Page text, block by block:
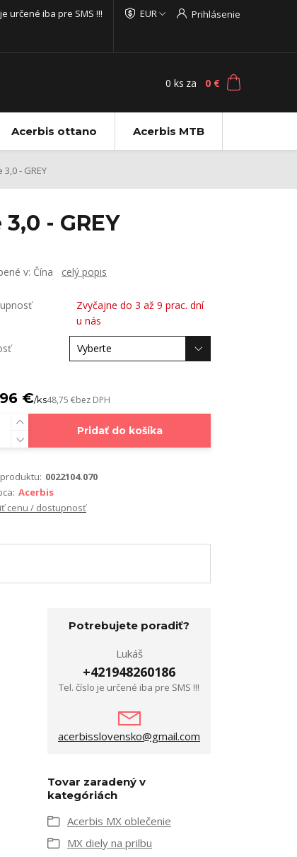
EUR Prihlásenie
určené iba pre SMS !!!
0 ks za 0 €
Acerbis ottano Acerbis MTB
- GREY
- GREY
v: Čína celý popis
Zvyčajne do 3 až 9 prac. dní
u nás
€/ks48,75 €bez DPH
Pridať do košíka
0022104.070
Acerbis
cenu / dostupnosť
Potrebujete poradiť?
Lukáš
+421948260186
Tel. číslo je určené iba pre SMS !!!
acerbisslovensko@gmail.com
Tovar zaradený v
kategóriách
Acerbis MX oblečenie
MX diely na prilbu